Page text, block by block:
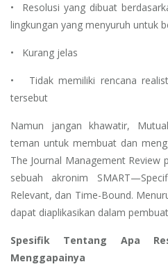
• Resolusi yang dibuat
lingkungan yang menyuruh untuk
• Kurang jelas
• Tidak memiliki rencana
tersebut
Namun jangan khawatir,
teman untuk membuat dan
The Journal Management Review
sebuah akronim
Relevant, dan Time-Bound.
dapat diaplikasikan dalam
Spesifik Tentang Apa
Menggapainya